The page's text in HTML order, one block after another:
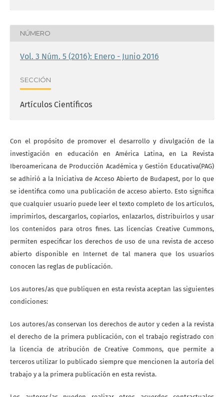
NÚMERO
Vol. 3 Núm. 5 (2016): Enero - Junio 2016
SECCIÓN
Artículos Científicos
Con el propósito de promover el desarrollo y divulgación de la
investigación en educación en América Latina, en La Revista
Iberoamericana de Producción Académica y Gestión Educativa(PAG)
se adhirió a la Iniciativa de Acceso Abierto de Budapest, por lo que
se identifica como una publicación de acceso abierto. Esto significa
que cualquier usuario puede leer el texto completo de los artículos,
imprimirlos, descargarlos, copiarlos, enlazarlos, distribuirlos y usar
los contenidos para otros fines. Las licencias Creative Cummons,
permiten especificar los derechos de uso de una revista de acceso
abierto disponible en Internet de tal manera que los usuarios
conocen las reglas de publicación.
Los autores/as que publiquen en esta revista aceptan las siguientes
condiciones:
Los autores/as conservan los derechos de autor y ceden a la revista
el derecho de la primera publicación, con el trabajo registrado con
la licencia de atribución de Creative Commons, que permite a
terceros utilizar lo publicado siempre que mencionen la autoría del
trabajo y a la primera publicación en esta revista.